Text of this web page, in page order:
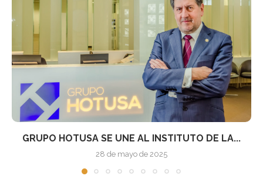
LAS INSOLVENCIAS EMPRESARIALES EN ESPAÑA
AUMENTAN UN 5,2%...